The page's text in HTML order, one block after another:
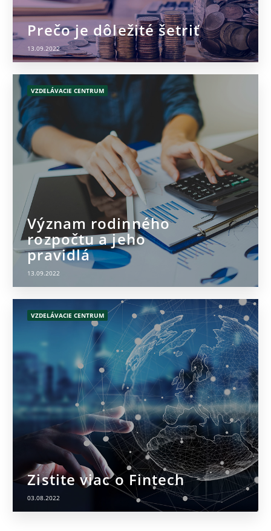
Prečo je dôležité šetriť
13.09.2022
VZDELÁVACIE CENTRUM
Význam rodinného
rozpočtu a jeho
pravidlá
13.09.2022
VZDELÁVACIE CENTRUM
Zistite viac o Fintech
03.08.2022